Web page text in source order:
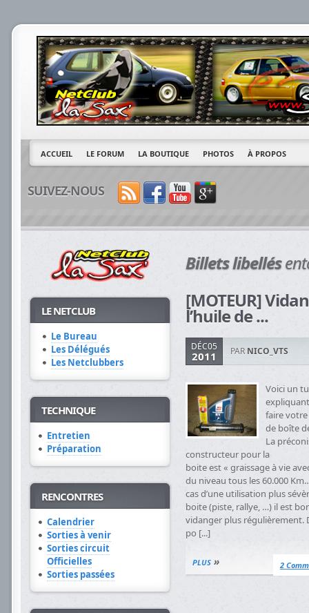
ACCUEIL LE FORUM LA BOUTIQUE PHOTOS À PROPOS
SUIVEZ-NOUS
Billets libellés
[MOTEUR]
l’huile de ...
DÉC05
2011 PAR NICO_VTS
Voici un
faire
de boîte
La
constructeur pour la
boite est « graissage à vie
du niveau tous les 60.000
cas d’une utilisation plus
boite (piste, rallye, …) il est
vidanger plus régulièrement.
po [...]
PLUS » 2
LE NETCLUB
Le Bureau
Les Délégués
Les Netclubbers
TECHNIQUE
Entretien
Préparation
RENCONTRES
Calendrier
Sorties à venir
Sorties circuit
Officielles
Sorties passées